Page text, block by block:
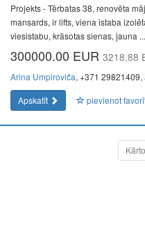
Projekts - Tērbatas 38, renovēta
mansards, ir lifts, viena istaba
viesistabu, krāsotas sienas, jauna ...
300000.00 EUR 3218.88
Arina Umpiroviča, +371 29821409,
Apskatīt
pievienot